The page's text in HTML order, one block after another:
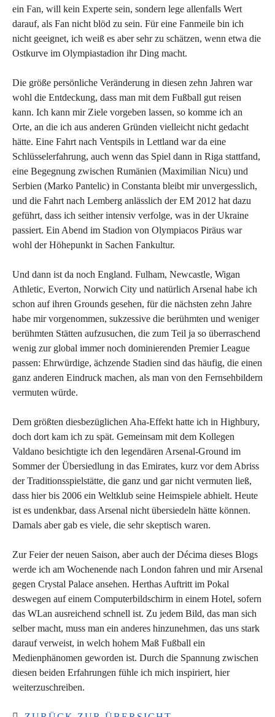
ein Fan, will kein Experte sein, sondern lege allenfalls Wert
darauf, als Fan nicht blöd zu sein. Für eine Fanmeile bin ich
nicht geeignet, ich weiß es aber sehr zu schätzen, wenn etwa die
Ostkurve im Olympiastadion ihr Ding macht.
Die größe persönliche Veränderung in diesen zehn Jahren war
wohl die Entdeckung, dass man mit dem Fußball gut reisen
kann. Ich kann mir Ziele vorgeben lassen, so komme ich an
Orte, an die ich aus anderen Gründen vielleicht nicht gedacht
hätte. Eine Fahrt nach Ventspils in Lettland war da eine
Schlüsselerfahrung, auch wenn das Spiel dann in Riga stattfand,
eine Begegnung zwischen Rumänien (Maximilian Nicu) und
Serbien (Marko Pantelic) in Constanta bleibt mir unvergesslich,
und die Fahrt nach Lemberg anlässlich der EM 2012 hat dazu
geführt, dass ich seither intensiv verfolge, was in der Ukraine
passiert. Ein Abend im Stadion von Olympiacos Piräus war
wohl der Höhepunkt in Sachen Fankultur.
Und dann ist da noch England. Fulham, Newcastle, Wigan
Athletic, Everton, Norwich City und natürlich Arsenal habe ich
schon auf ihren Grounds gesehen, für die nächsten zehn Jahre
habe mir vorgenommen, sukzessive die berühmten und weniger
berühmten Stätten aufzusuchen, die zum Teil ja so überraschend
wenig zur global immer noch dominierenden Premier League
passen: Ehrwürdige, ächzende Stadien sind das häufig, die einen
ganz anderen Eindruck machen, als man von den Fernsehbildern
vermuten würde.
Dem größten diesbezüglichen Aha-Effekt hatte ich in Highbury,
doch dort kam ich zu spät. Gemeinsam mit dem Kollegen
Valdano besichtigte ich den legendären Arsenal-Ground im
Sommer der Übersiedlung in das Emirates, kurz vor dem Abriss
der Traditionsspielstätte, die ganz und gar nicht vermuten ließ,
dass hier bis 2006 ein Weltklub seine Heimspiele abhielt. Heute
ist es undenkbar, dass Arsenal nicht übersiedeln hätte können.
Damals aber gab es viele, die sehr skeptisch waren.
Zur Feier der neuen Saison, aber auch der Décima dieses Blogs
werde ich am Wochenende nach London fahren und mir Arsenal
gegen Crystal Palace ansehen. Herthas Auftritt im Pokal
deswegen auf einem Computerbildschirm in einem Hotel, sofern
das WLan ausreichend schnell ist. Zu jedem Bild, das man sich
selber macht, muss man ein anderes hinzunehmen, das uns stark
darauf verweist, in welch hohem Maß Fußball ein
Medienphänomen geworden ist. Durch die Spannung zwischen
diesen beiden Erfahrungen fühle ich mich inspiriert, hier
weiterzuschreiben.